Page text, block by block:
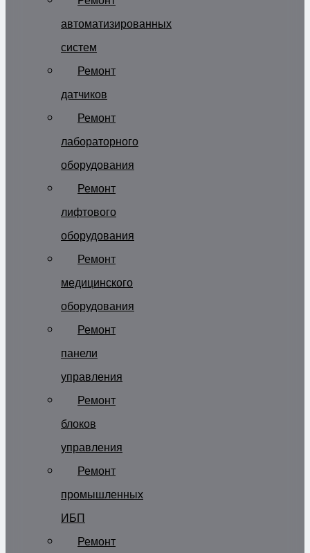
автоматизированных
систем
Ремонт
датчиков
Ремонт
лабораторного
оборудования
Ремонт
лифтового
оборудования
Ремонт
медицинского
оборудования
Ремонт
панели
управления
Ремонт
блоков
управления
Ремонт
промышленных
ИБП
Ремонт